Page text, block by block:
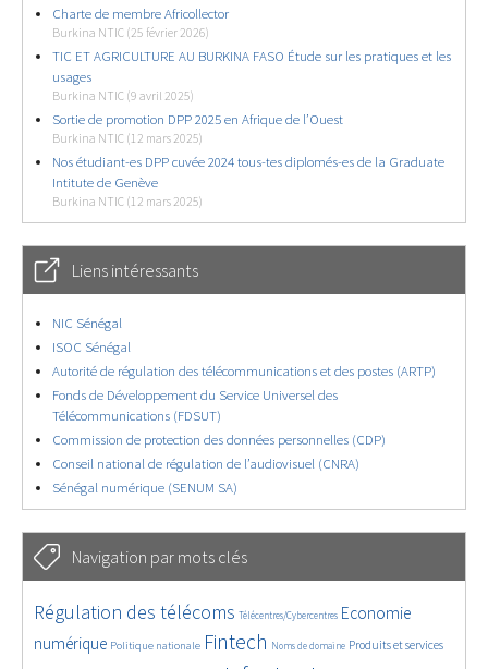
Charte de membre Africollector
Burkina NTIC (25 février 2026)
TIC ET AGRICULTURE AU BURKINA FASO Étude sur les pratiques et les
usages
Burkina NTIC (9 avril 2025)
Sortie de promotion DPP 2025 en Afrique de l’Ouest
Burkina NTIC (12 mars 2025)
Nos étudiant-es DPP cuvée 2024 tous-tes diplomés-es de la Graduate
Intitute de Genève
Burkina NTIC (12 mars 2025)
Liens intéressants
NIC Sénégal
ISOC Sénégal
Autorité de régulation des télécommunications et des postes (ARTP)
Fonds de Développement du Service Universel des
Télécommunications (FDSUT)
Commission de protection des données personnelles (CDP)
Conseil national de régulation de l’audiovisuel (CNRA)
Sénégal numérique (SENUM SA)
Navigation par mots clés
4655/5792
Régulation des télécoms
402/5792 Télécentres/Cybercentres
3698/5792
Economie
numérique
1906/5792 Politique nationale
5325/5792 Fintech
709/5792 Noms de domaine
2390/5792 Produits et services
1563/5792